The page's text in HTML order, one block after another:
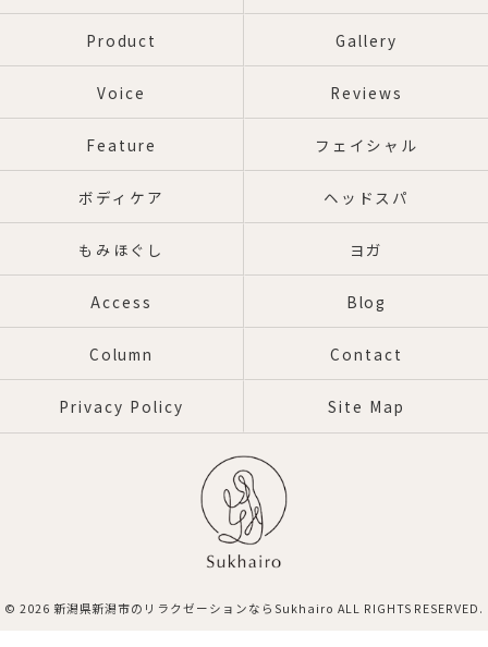
Product Gallery
Voice Reviews
Feature フェイシャル
ボディケア ヘッドスパ
もみほぐし ヨガ
Access Blog
Column Contact
Privacy Policy Site Map
© 2026 新潟県新潟市のリラクゼーションならSukhairo ALL RIGHTS RESERVED.